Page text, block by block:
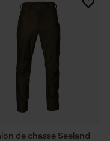
de chasse Seeland
données